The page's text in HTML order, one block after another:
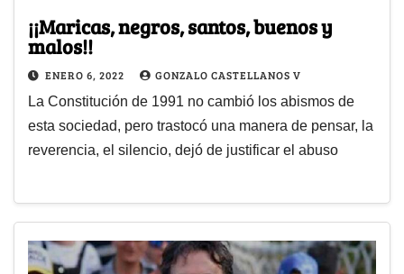
¡¡Maricas, negros, santos, buenos y
malos!!
ENERO 6, 2022 GONZALO CASTELLANOS V
La Constitución de 1991 no cambió los abismos de
esta sociedad, pero trastocó una manera de pensar, la
reverencia, el silencio, dejó de justificar el abuso